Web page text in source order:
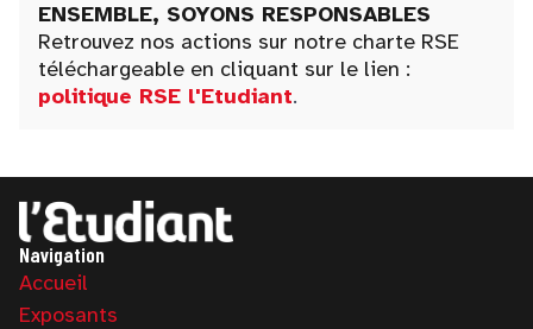
ENSEMBLE, SOYONS RESPONSABLES
Retrouvez nos actions sur notre charte RSE
téléchargeable en cliquant sur le lien :
politique RSE l'Etudiant.
Navigation
Accueil
Exposants